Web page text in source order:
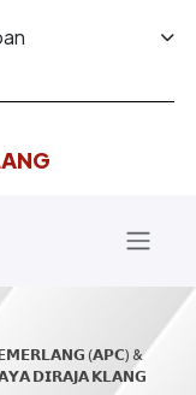
(𝗔𝗣𝗖) &
𝗗𝗜𝗥𝗔𝗝𝗔 𝗞𝗟𝗔𝗡𝗚